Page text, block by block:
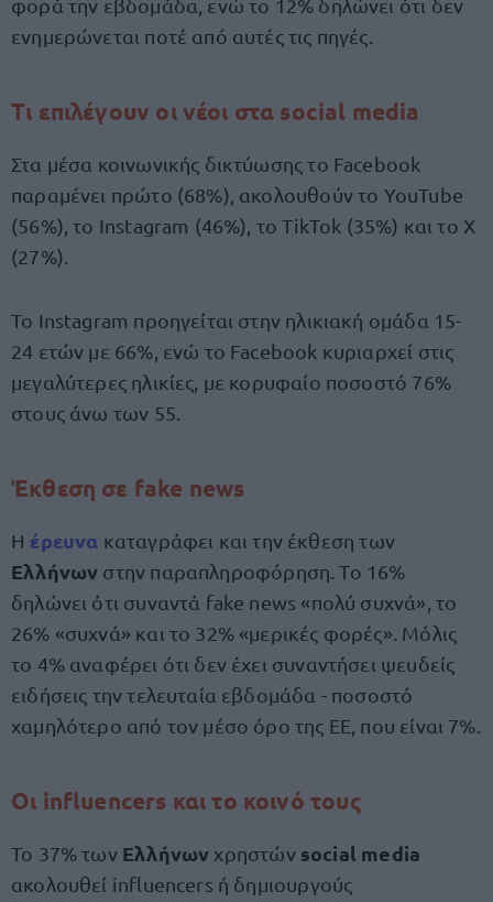
φορά την εβδομάδα, ενώ το 12% δηλώνει ότι δεν
ενημερώνεται ποτέ από αυτές τις πηγές.
Τι επιλέγουν οι νέοι στα social media
Στα μέσα κοινωνικής δικτύωσης το Facebook
παραμένει πρώτο (68%), ακολουθούν το YouTube
(56%), το Instagram (46%), το TikTok (35%) και το Χ
(27%).
Το Instagram προηγείται στην ηλικιακή ομάδα 15-
24 ετών με 66%, ενώ το Facebook κυριαρχεί στις
μεγαλύτερες ηλικίες, με κορυφαίο ποσοστό 76%
στους άνω των 55.
Έκθεση σε fake news
Η έρευνα καταγράφει και την έκθεση των
Ελλήνων στην παραπληροφόρηση. Το 16%
δηλώνει ότι συναντά fake news «πολύ συχνά», το
26% «συχνά» και το 32% «μερικές φορές». Μόλις
το 4% αναφέρει ότι δεν έχει συναντήσει ψευδείς
ειδήσεις την τελευταία εβδομάδα - ποσοστό
χαμηλότερο από τον μέσο όρο της ΕΕ, που είναι 7%.
Οι influencers και το κοινό τους
Το 37% των Ελλήνων χρηστών social media
ακολουθεί influencers ή δημιουργούς